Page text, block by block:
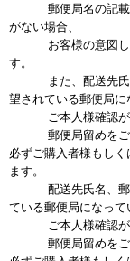
郵便局名の記載が
がない場合、
お客様の意図して
す。
また、配送先氏名
望されている郵便局に
ご本人様確認が取
郵便局留めをご希
必ずご購入者様もし
ます。
配送先氏名、郵便
ている郵便局になって
ご本人様確認が取
郵便局留めをご希